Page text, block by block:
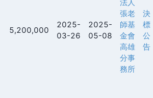
5,200,000
2025-
03-26
2025-
05-08
法人
張老
師基
金會
高雄
分事
務所
決
標
公
告